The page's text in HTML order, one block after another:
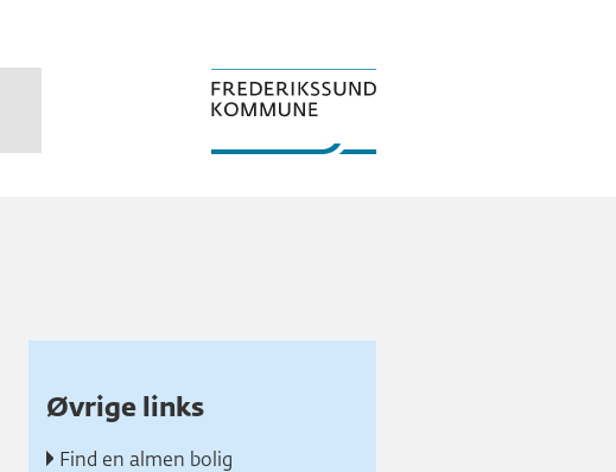
Øvrige links
Find en almen bolig